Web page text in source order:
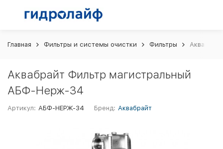
Главная Фильтры и системы очистки Фильтры
Аквабрайт Фильтр магистральный
АБФ-Нерж-34
Артикул: АБФ-НЕРЖ-34 Бренд: Аквабрайт